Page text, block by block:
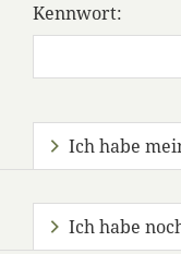
Kennwort:
Ich habe
Ich habe